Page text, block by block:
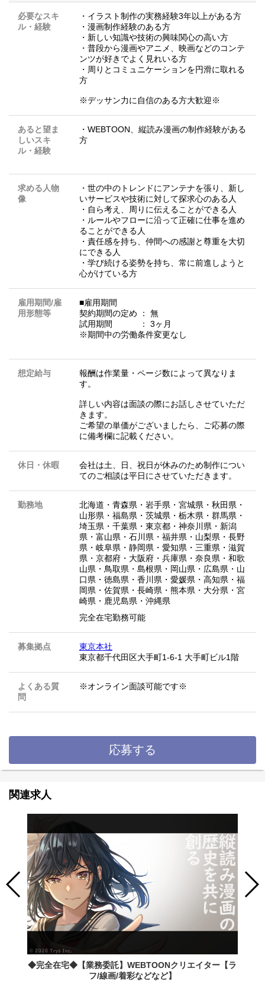
必要なスキ
ル・経験
・イラスト制作の実務経験3年以上がある方
・漫画制作経験のある方
・新しい知識や技術の興味関心の高い方
・普段から漫画やアニメ、映画などのコンテ
ンツが好きでよく見れいる方
・周りとコミュニケーションを円滑に取れる
方
※デッサン力に自信のある方大歓迎※
あると望ま
しいスキ
ル・経験
・WEBTOON、縦読み漫画の制作経験がある
方
求める人物
像
・世の中のトレンドにアンテナを張り、新し
いサービスや技術に対して探求心のある人
・自ら考え、周りに伝えることができる人
・ルールやフローに沿って正確に仕事を進め
ることができる人
・責任感を持ち、仲間への感謝と尊重を大切
にできる人
・学び続ける姿勢を持ち、常に前進しようと
心がけている方
雇用期間/雇
用形態等
■雇用期間
契約期間の定め ： 無
試用期間 ： 3ヶ月
※期間中の労働条件変更なし
想定給与
報酬は作業量・ページ数によって異なりま
す。
詳しい内容は面談の際にお話しさせていただ
きます。
ご希望の単価がございましたら、ご応募の際
に備考欄に記載ください。
休日・休暇
会社は土、日、祝日が休みのため制作につい
てのご相談は平日にさせていただきます。
勤務地 北海道 ・ 青森県 ・ 岩手県 ・ 宮城県 ・ 秋田県 ・
山形県 ・ 福島県 ・ 茨城県 ・ 栃木県 ・ 群馬県 ・
埼玉県 ・ 千葉県 ・ 東京都 ・ 神奈川県 ・ 新潟
県 ・ 富山県 ・ 石川県 ・ 福井県 ・ 山梨県 ・ 長野
県 ・ 岐阜県 ・ 静岡県 ・ 愛知県 ・ 三重県 ・ 滋賀
県 ・ 京都府 ・ 大阪府 ・ 兵庫県 ・ 奈良県 ・ 和歌
山県 ・ 鳥取県 ・ 島根県 ・ 岡山県 ・ 広島県 ・ 山
口県 ・ 徳島県 ・ 香川県 ・ 愛媛県 ・ 高知県 ・ 福
岡県 ・ 佐賀県 ・ 長崎県 ・ 熊本県 ・ 大分県 ・ 宮
崎県 ・ 鹿児島県 ・ 沖縄県
完全在宅勤務可能
募集拠点
東京本社
東京都千代田区大手町1-6-1 大手町ビル1階
よくある質
問
※オンライン面談可能です※
応募する
関連求人
◆完全在宅◆【業務委託】WEBTOONクリエイター【ラ
フ/線画/着彩などなど】